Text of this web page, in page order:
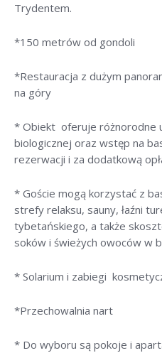
Trydentem.
*150 metrów od gondoli
*Restauracja z dużym
na góry
* Obiekt oferuje różnorodne
biologicznej oraz wstęp na
rezerwacji i za dodatkową
* Goście mogą korzystać z
strefy relaksu, sauny, łaźni
tybetańskiego, a także
soków i świeżych owoców w
* Solarium i zabiegi
*Przechowalnia nart
* Do wyboru są pokoje i